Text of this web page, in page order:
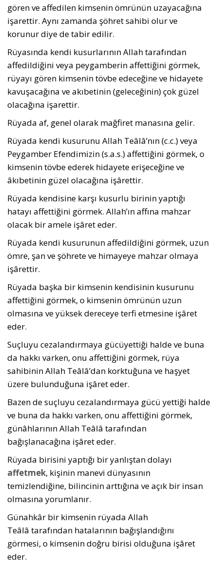
gören ve affe­dilen kimsenin ömrünün uzayacağına
işarettir. Aynı za­manda şöhret sahibi olur ve
korunur diye de tabir edilir.
Rüyasında kendi kusurlarının Allah tarafından
affedildiğini veya peygamberin affettiğini görmek,
rüyayı gören kimse­nin tövbe edeceğine ve hidayete
kavuşacağına ve akıbetinin (geleceğinin) çok güzel
olacağına işarettir.
Rüyada af, genel olarak mağfiret manasına gelir.
Rüyada kendi kusurunu Allah Teâlâ’nın (c.c.) veya
Peygamber Efendimizin (s.a.s.) affettiğini görmek, o
kimsenin tövbe ederek hidayete eri­şeceğine ve
âkıbetinin güzel olacağına işârettir.
Rüyada kendisine karşı kusurlu birinin yaptığı
hatayı affettiğini görmek. Allah’ın affına mahzar
olacak bir amele işâret eder.
Rüyada kendi kusurunun affedildiğini gör­mek, uzun
ömre, şan ve şöhrete ve himayeye mahzar olmaya
işârettir.
Rüyada başka bir kimsenin kendisinin ku­surunu
affettiğini görmek, o kimsenin ömrü­nün uzun
olmasına ve yüksek dereceye terfi etmesine işâret
eder.
Suçluyu cezalandırmaya gücüyettiği halde ve buna
da hakkı varken, onu affettiğini gör­mek, rüya
sahibinin Allah Teâlâ’dan korktuğu­na ve haşyet
üzere bulunduğuna işâret eder.
Bazen de suçluyu cezalandırmaya gücü yettiği halde
ve buna da hakkı varken, onu affettiğini görmek,
günâhlarının Allah Teâlâ tarafından
bağışlanacağına işâret eder.
Rüyada birisini yaptığı bir yanlıştan dolayı
affetmek, kişinin manevi dünyasının
temizlendiğine, bilincinin arttığına ve açık bir insan
olmasına yorumlanır.
Günahkâr bir kimsenin rüyada Allah
Teâlâ tarafından hatalarının bağışlandığını
görmesi, o kimsenin doğru birisi olduğuna işâret
eder.